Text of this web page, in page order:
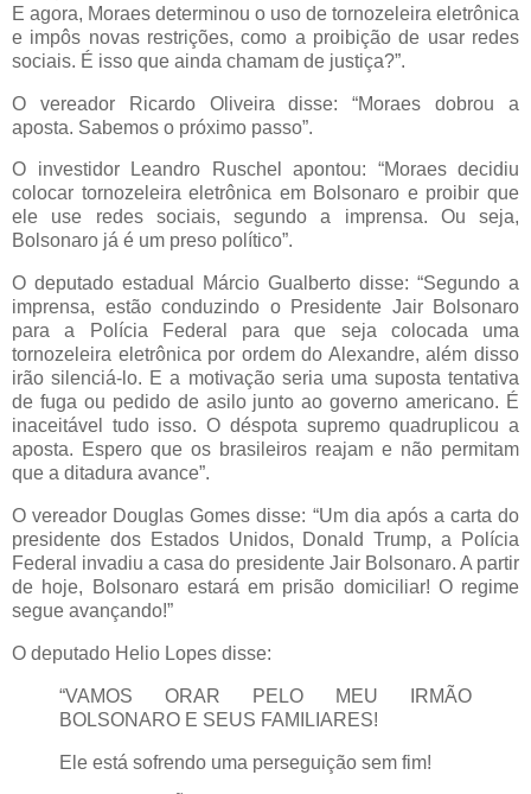
E agora, Moraes determinou o uso de tornozeleira eletrônica
e impôs novas restrições, como a proibição de usar redes
sociais. É isso que ainda chamam de justiça?”.
O vereador Ricardo Oliveira disse: “Moraes dobrou a
aposta. Sabemos o próximo passo”.
O investidor Leandro Ruschel apontou: “Moraes decidiu
colocar tornozeleira eletrônica em Bolsonaro e proibir que
ele use redes sociais, segundo a imprensa. Ou seja,
Bolsonaro já é um preso político”.
O deputado estadual Márcio Gualberto disse: “Segundo a
imprensa, estão conduzindo o Presidente Jair Bolsonaro
para a Polícia Federal para que seja colocada uma
tornozeleira eletrônica por ordem do Alexandre, além disso
irão silenciá-lo. E a motivação seria uma suposta tentativa
de fuga ou pedido de asilo junto ao governo americano. É
inaceitável tudo isso. O déspota supremo quadruplicou a
aposta. Espero que os brasileiros reajam e não permitam
que a ditadura avance”.
O vereador Douglas Gomes disse: “Um dia após a carta do
presidente dos Estados Unidos, Donald Trump, a Polícia
Federal invadiu a casa do presidente Jair Bolsonaro. A partir
de hoje, Bolsonaro estará em prisão domiciliar! O regime
segue avançando!”
O deputado Helio Lopes disse:
“VAMOS ORAR PELO MEU IRMÃO
BOLSONARO E SEUS FAMILIARES!
Ele está sofrendo uma perseguição sem fim!